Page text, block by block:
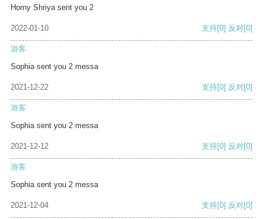
Horny Shriya sent you 2
2022-01-10 支持[0] 反对[0]
游客
Sophia sent you 2 messa
2021-12-22 支持[0] 反对[0]
游客
Sophia sent you 2 messa
2021-12-12 支持[0] 反对[0]
游客
Sophia sent you 2 messa
2021-12-04 支持[0] 反对[0]